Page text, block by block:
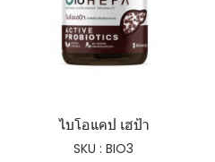
ไบโอแคป เฮป้า
SKU : BIO3